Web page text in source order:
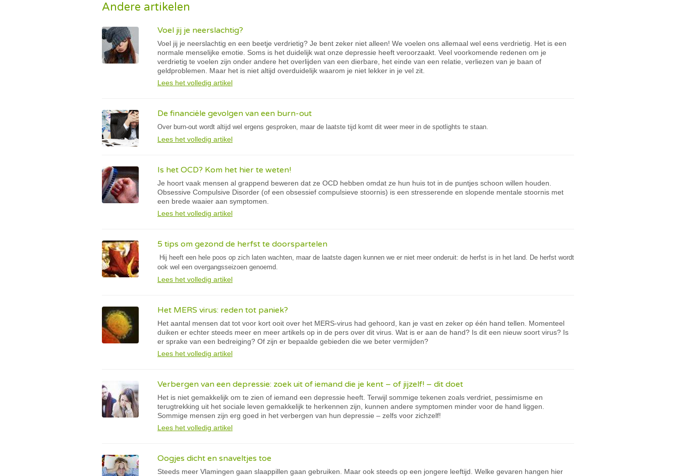
Andere artikelen
Voel jij je neerslachtig?
Voel jij je neerslachtig en een beetje verdrietig? Je bent zeker niet alleen! We voelen ons allemaal wel eens verdrietig. Het is een
normale menselijke emotie. Soms is het duidelijk wat onze depressie heeft veroorzaakt. Veel voorkomende redenen om je
verdrietig te voelen zijn onder andere het overlijden van een dierbare, het einde van een relatie, verliezen van je baan of
geldproblemen. Maar het is niet altijd overduidelijk waarom je niet lekker in je vel zit.
Lees het volledig artikel
De financiële gevolgen van een burn-out
Over burn-out wordt altijd wel ergens gesproken, maar de laatste tijd komt dit weer meer in de spotlights te staan.
Lees het volledig artikel
Is het OCD? Kom het hier te weten!
Je hoort vaak mensen al grappend beweren dat ze OCD hebben omdat ze hun huis tot in de puntjes schoon willen houden.
Obsessive Compulsive Disorder (of een obsessief compulsieve stoornis) is een stresserende en slopende mentale stoornis met
een brede waaier aan symptomen.
Lees het volledig artikel
5 tips om gezond de herfst te doorspartelen
Hij heeft een hele poos op zich laten wachten, maar de laatste dagen kunnen we er niet meer onderuit: de herfst is in het land. De herfst wordt
ook wel een overgangsseizoen genoemd.
Lees het volledig artikel
Het MERS virus: reden tot paniek?
Het aantal mensen dat tot voor kort ooit over het MERS-virus had gehoord, kan je vast en zeker op één hand tellen. Momenteel
duiken er echter steeds meer en meer artikels op in de pers over dit virus. Wat is er aan de hand? Is dit een nieuw soort virus? Is
er sprake van een bedreiging? Of zijn er bepaalde gebieden die we beter vermijden?
Lees het volledig artikel
Verbergen van een depressie: zoek uit of iemand die je kent – of jijzelf! – dit doet
Het is niet gemakkelijk om te zien of iemand een depressie heeft. Terwijl sommige tekenen zoals verdriet, pessimisme en
terugtrekking uit het sociale leven gemakkelijk te herkennen zijn, kunnen andere symptomen minder voor de hand liggen.
Sommige mensen zijn erg goed in het verbergen van hun depressie – zelfs voor zichzelf!
Lees het volledig artikel
Oogjes dicht en snaveltjes toe
Steeds meer Vlamingen gaan slaappillen gaan gebruiken. Maar ook steeds op een jongere leeftijd. Welke gevaren hangen hier